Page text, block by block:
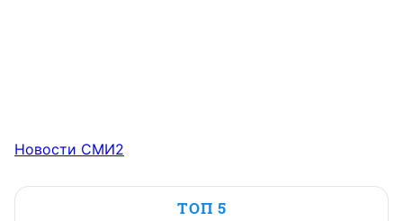
Новости СМИ2
ТОП 5